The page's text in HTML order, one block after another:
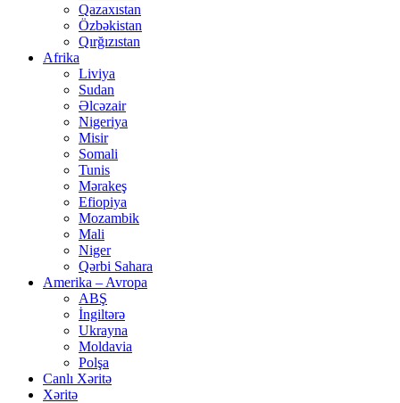
Qazaxıstan
Özbəkistan
Qırğızıstan
Afrika
Liviya
Sudan
Əlcəzair
Nigeriya
Misir
Somali
Tunis
Mərakeş
Efiopiya
Mozambik
Mali
Niger
Qərbi Sahara
Amerika – Avropa
ABŞ
İngiltərə
Ukrayna
Moldavia
Polşa
Canlı Xəritə
Xəritə